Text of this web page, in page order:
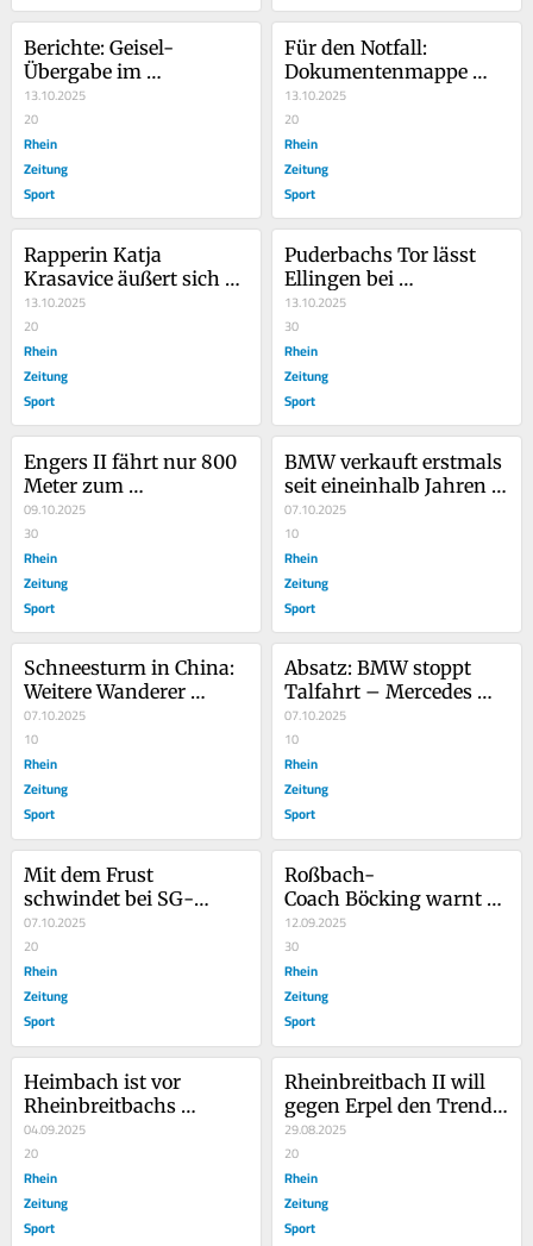
Berichte: Geisel-
Übergabe im
Gazastreifen hat
begonnen
13.10.2025
20
Rhein
Zeitung
Sport
Für den Notfall:
Dokumentenmappe
und Datensicherung
13.10.2025
20
Rhein
Zeitung
Sport
Rapperin Katja
Krasavice äußert sich
nach
Hausdurchsuchung
13.10.2025
20
Rhein
Zeitung
Sport
Puderbachs Tor lässt
Ellingen bei
Türkiyemspor jubeln
13.10.2025
30
Rhein
Zeitung
Sport
Engers II fährt nur 800
Meter zum
Auswärtsspiel
09.10.2025
30
Rhein
Zeitung
Sport
BMW verkauft erstmals
seit eineinhalb Jahren
mehr Autos
07.10.2025
10
Rhein
Zeitung
Sport
Schneesturm in China:
Weitere Wanderer
gerettet
07.10.2025
10
Rhein
Zeitung
Sport
Absatz: BMW stoppt
Talfahrt – Mercedes
verliert deutlich
07.10.2025
10
Rhein
Zeitung
Sport
Mit dem Frust
schwindet bei SG-
Coach Mannebach die
Lust
07.10.2025
20
Rhein
Zeitung
Sport
Roßbach-
Coach Böcking warnt
vor Ellingens Offensive
12.09.2025
30
Rhein
Zeitung
Sport
Heimbach ist vor
Rheinbreitbachs
Offensive gewarnt
04.09.2025
20
Rhein
Zeitung
Sport
Rheinbreitbach II will
gegen Erpel den Trend
stoppen
29.08.2025
20
Rhein
Zeitung
Sport